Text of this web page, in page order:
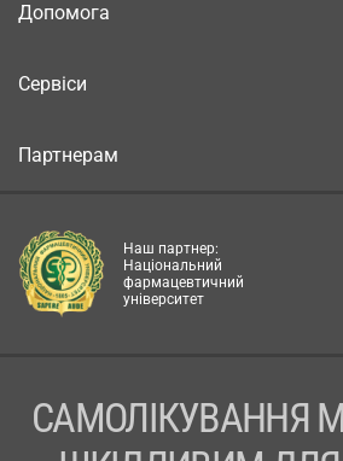
Допомога
Сервіси
Партнерам
Наш партнер:
Національний
фармацевтичний
університет
САМОЛІКУВАННЯ